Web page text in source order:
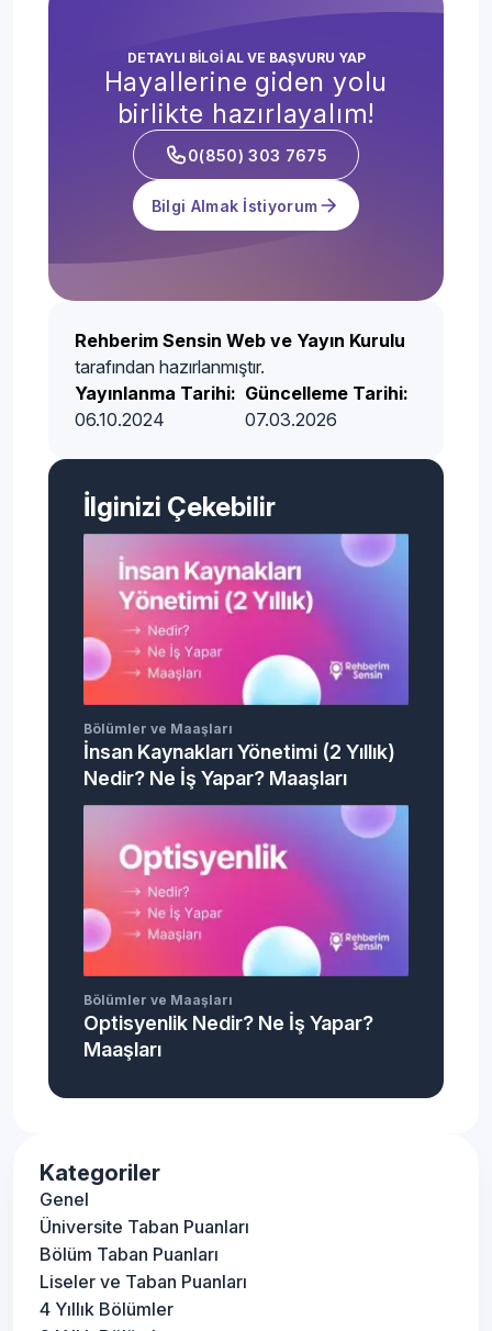
DETAYLI BİLGİ AL VE BAŞVURU YAP
Hayallerine giden yolu
birlikte hazırlayalım!
0(850) 303 7675
Bilgi Almak İstiyorum
Rehberim Sensin Web ve Yayın Kurulu
tarafından hazırlanmıştır.
Yayınlanma Tarihi:
06.10.2024
Güncelleme Tarihi:
07.03.2026
İlginizi Çekebilir
Bölümler ve Maaşları
İnsan Kaynakları Yönetimi (2 Yıllık)
Nedir? Ne İş Yapar? Maaşları
Bölümler ve Maaşları
Optisyenlik Nedir? Ne İş Yapar?
Maaşları
Kategoriler
Genel
Üniversite Taban Puanları
Bölüm Taban Puanları
Liseler ve Taban Puanları
4 Yıllık Bölümler